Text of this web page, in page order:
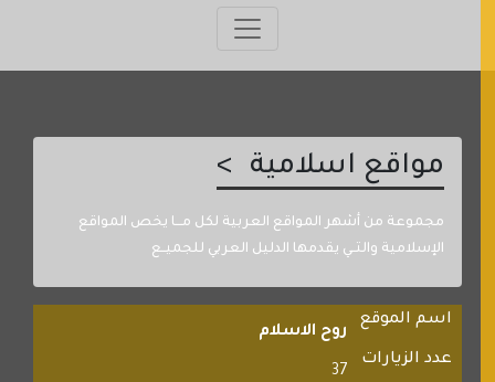
مواقع اسلامية
مجموعة من أشهر المواقع العربية لكل مـــا يخص المواقع
الإسلامية والتــي يقدمها الدليل العربي للجميــع
اسم الموقع
روح الاسلام
عدد الزيارات
37